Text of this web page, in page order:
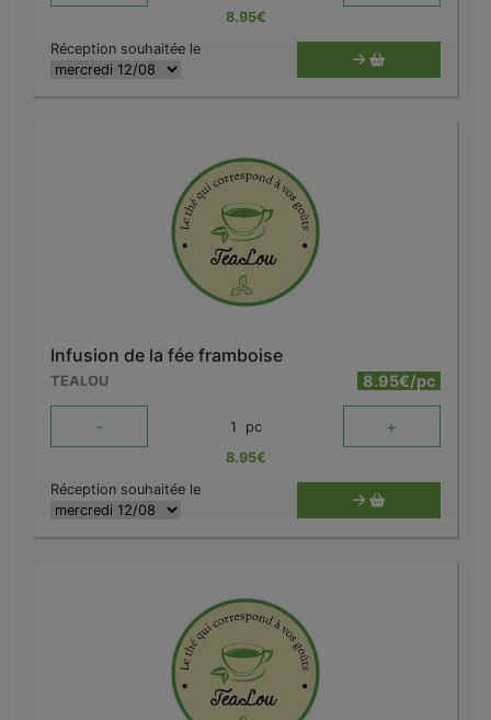
8.95€
Réception souhaitée le
Infusion de la fée framboise
TEALOU 8.95€/pc
- 1 pc +
8.95€
Réception souhaitée le